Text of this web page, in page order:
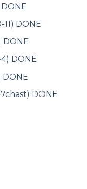
DONE
11) DONE
DONE
DONE
DONE
DONE